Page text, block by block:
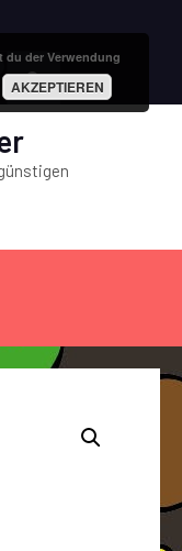
du der Verwendung
AKZEPTIEREN